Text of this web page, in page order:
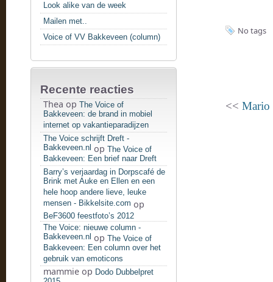
Look alike van de week
Mailen met..
Voice of VV Bakkeveen (column)
Recente reacties
Thea op The Voice of
Bakkeveen: de brand in mobiel
internet op vakantieparadijzen
The Voice schrijft Dreft -
Bakkeveen.nl op The Voice of
Bakkeveen: Een brief naar Dreft
Barry’s verjaardag in Dorpscafé de
Brink met Auke en Ellen en een
hele hoop andere lieve, leuke
mensen - Bikkelsite.com op
BeF3600 feestfoto’s 2012
The Voice: nieuwe column -
Bakkeveen.nl op The Voice of
Bakkeveen: Een column over het
gebruik van emoticons
mammie op Dodo Dubbelpret
No tags
<< Mario